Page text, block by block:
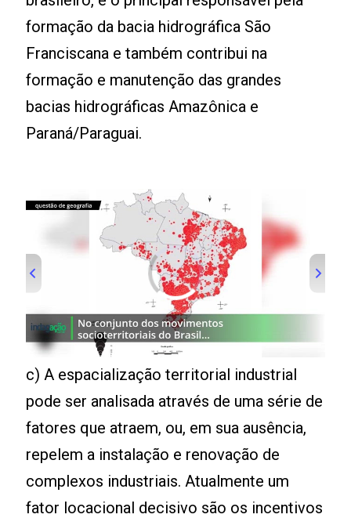
formação da bacia hidrográfica São
Franciscana e também contribui na
formação e manutenção das grandes
bacias hidrográficas Amazônica e
Paraná/Paraguai.
c) A espacialização territorial industrial
pode ser analisada através de uma série de
fatores que atraem, ou, em sua ausência,
repelem a instalação e renovação de
complexos industriais. Atualmente um
fator locacional decisivo são os incentivos